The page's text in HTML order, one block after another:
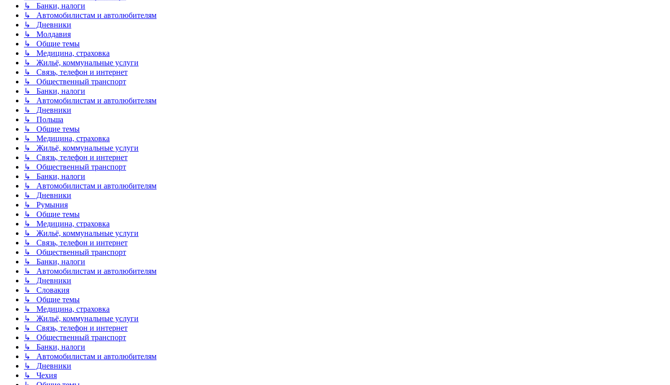
↳ Банки, налоги
↳ Автомобилистам и автолюбителям
↳ Дневники
↳ Молдавия
↳ Общие темы
↳ Медицина, страховка
↳ Жильё, коммунальные услуги
↳ Связь, телефон и интернет
↳ Общественный транспорт
↳ Банки, налоги
↳ Автомобилистам и автолюбителям
↳ Дневники
↳ Польша
↳ Общие темы
↳ Медицина, страховка
↳ Жильё, коммунальные услуги
↳ Связь, телефон и интернет
↳ Общественный транспорт
↳ Банки, налоги
↳ Автомобилистам и автолюбителям
↳ Дневники
↳ Румыния
↳ Общие темы
↳ Медицина, страховка
↳ Жильё, коммунальные услуги
↳ Связь, телефон и интернет
↳ Общественный транспорт
↳ Банки, налоги
↳ Автомобилистам и автолюбителям
↳ Дневники
↳ Словакия
↳ Общие темы
↳ Медицина, страховка
↳ Жильё, коммунальные услуги
↳ Связь, телефон и интернет
↳ Общественный транспорт
↳ Банки, налоги
↳ Автомобилистам и автолюбителям
↳ Дневники
↳ Чехия